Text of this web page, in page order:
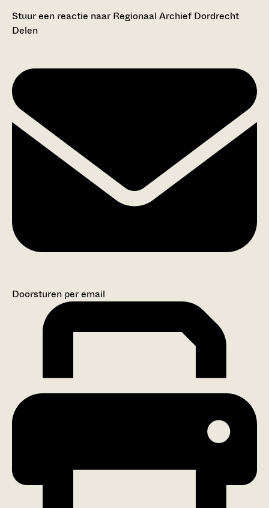
Stuur een reactie naar Regionaal Archief Dordrecht
Delen
Doorsturen per email